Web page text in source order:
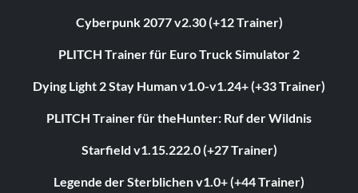
Cyberpunk 2077 v2.30 (+12 Trainer)
PLITCH Trainer für Euro Truck Simulator 2
Dying Light 2 Stay Human v1.0-v1.24+ (+33 Trainer)
PLITCH Trainer für theHunter: Ruf der Wildnis
Starfield v1.15.222.0 (+27 Trainer)
Legende der Sterblichen v1.0+ (+44 Trainer)